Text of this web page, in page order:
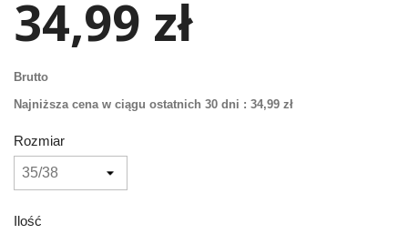
34,99 zł
Brutto
Najniższa cena w ciągu ostatnich 30 dni : 34,99 zł
Rozmiar
Ilość